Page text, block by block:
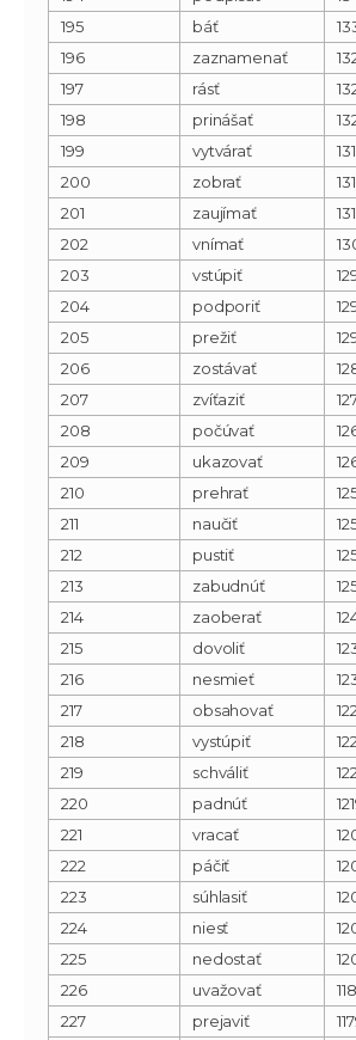
195
báť
196
zaznamenať
197
rásť
198
prinášať
199
vytvárať
200
zobrať
201
zaujímať
202
vnímať
203
vstúpiť
204
podporiť
205
prežiť
206
zostávať
207
zvíťaziť
208
počúvať
209
ukazovať
210
prehrať
211
naučiť
212
pustiť
213
zabudnúť
214
zaoberať
215
dovoliť
216
nesmieť
217
obsahovať
218
vystúpiť
219
schváliť
220
padnúť
221
vracať
222
páčiť
223
súhlasiť
224
niesť
225
nedostať
226
uvažovať
227
prejaviť